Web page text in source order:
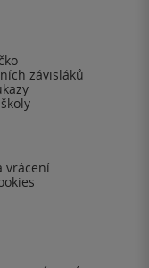
závisláků
vrácení